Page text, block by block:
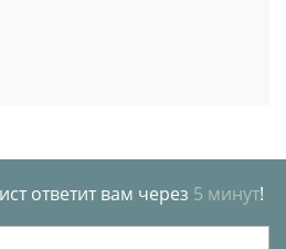
ответит вам через 5 минут!